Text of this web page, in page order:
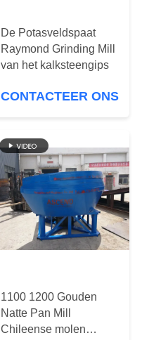
De Potasveldspaat
Raymond Grinding Mill
van het kalksteengips
CONTACTEER ONS
1100 1200 Gouden
Natte Pan Mill
Chileense molen